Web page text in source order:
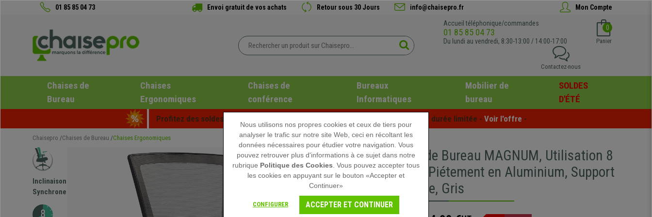
01 85 85 04 73 Envoi gratuit de vos achats Retour sous 30 Jours info@chaisepro.fr Mon Compte
Accueil téléphonique/commandes
01 85 85 04 73
Du lundi au vendredi, 8:30-13:00 / 14:00-17:00
0
Panier
Contactez-nous
Chaises de
Bureau
Chaises
Ergonomiques
Chaises de
conférence
Bureaux
Informatiques
Mobilier de
bureau
SOLDES
D'ÉTÉ
Profitez des soldes d'été chez Chaisepro ! Des réductions exclusives pour une durée limitée - Voir l'offre -
Chaisepro Chaises de Bureau Chaises Ergonomiques
Inclinaison
Synchrone
Chaise de Bureau MAGNUM, Utilisation 8
Heures, Piétement en Aluminium, Support
Lombaire, Gris
Nous utilisons nos propres cookies et ceux de tiers pour
analyser le trafic sur notre site Web, ceci en récoltant les
données nécessaires pour étudier votre navigation. Vous
pouvez retrouver plus d'informations à ce sujet dans notre
rubrique Politique des Cookies . Vous pouvez accepter tous
les cookies en appuyant sur le bouton «Accepter et
Continuer»
CONFIGURER ACCEPTER ET CONTINUER